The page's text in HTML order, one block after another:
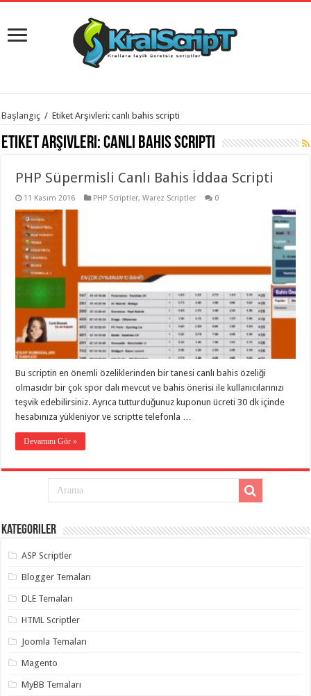
istanbul
evden
eve
organizasyon ,
evden
taşımacılık,
evden
taşımacılık,
gaziantep
evden
taşımacılık,
gaziantep
evden
gaziantep
evden
taşımacılık,
gaziantep
taşımacılık,
evden
taşımacılık,
gaziantep
taşıma,
evden
taşımacılık,
gaziantep
organizasyon
gaziantep
organizasyon,
gaziantep
organizasyon
gaziantep
gaziantep
Başlangıç / Etiket Arşivleri: canlı bahis scripti
Etiket Arşivleri:canlı bahis scripti
PHP Süpermisli Canlı Bahis İddaa Scripti
11 Kasım 2016 PHP Scriptler,Warez Scriptler 0
Bu scriptin en önemli özeliklerinden bir tanesi canlı bahis özeliği
olmasıdır bir çok spor dalı mevcut ve bahis önerisi ile kullanıcılarınızı
teşvik edebilirsiniz. Ayrıca tutturduğunuz kuponun ücreti 30 dk içinde
hesabınıza yükleniyor ve scriptte telefonla …
Devamını Gör »
Kategoriler
ASP Scriptler
Blogger Temaları
DLE Temaları
HTML Scriptler
Joomla Temaları
Magento
MyBB Temaları